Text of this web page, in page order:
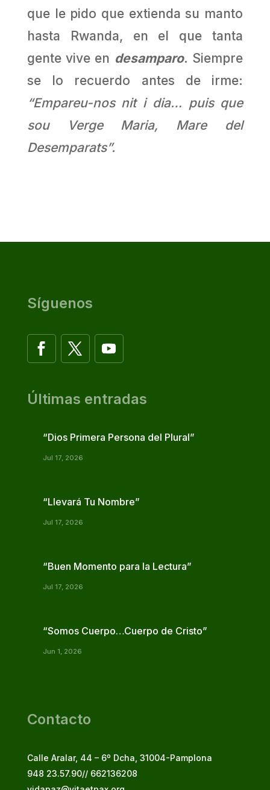
que le pido que extienda su manto
hasta Rwanda, en el que tanta
gente vive en desamparo. Siempre
se lo recuerdo antes de irme:
“Empareu-nos nit i dia… puis que
sou Verge Maria, Mare del
Desemparats”.
Síguenos
Últimas entradas
“Dios Primera Persona del Plural”
Jul 17, 2026
“Llevará Tu Nombre”
Jul 17, 2026
“Buen Momento para la Lectura”
Jul 17, 2026
“Somos Cuerpo…Cuerpo de Cristo”
Jun 1, 2026
Contacto
Calle Aralar, 44 – 6º Dcha, 31004-Pamplona
948 23.57.90// 662136208